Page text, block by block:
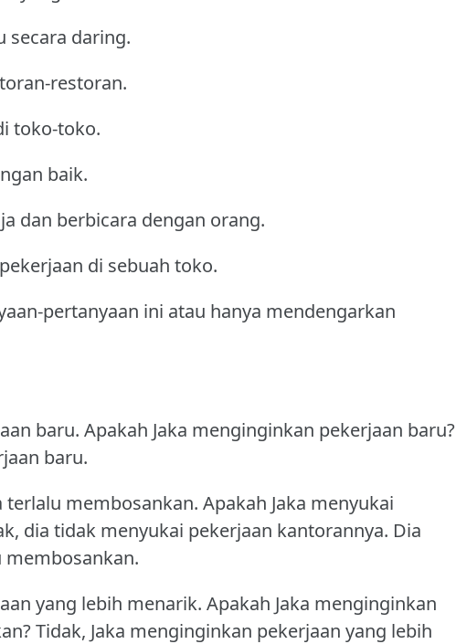
secara daring.
restoran.
toko-toko.
baik.
dan berbicara dengan orang.
di sebuah toko.
pertanyaan ini atau hanya mendengarkan
baru. Apakah Jaka menginginkan pekerjaan baru?
baru.
terlalu membosankan. Apakah Jaka menyukai
dia tidak menyukai pekerjaan kantorannya. Dia
membosankan.
yang lebih menarik. Apakah Jaka menginginkan
Tidak, Jaka menginginkan pekerjaan yang lebih